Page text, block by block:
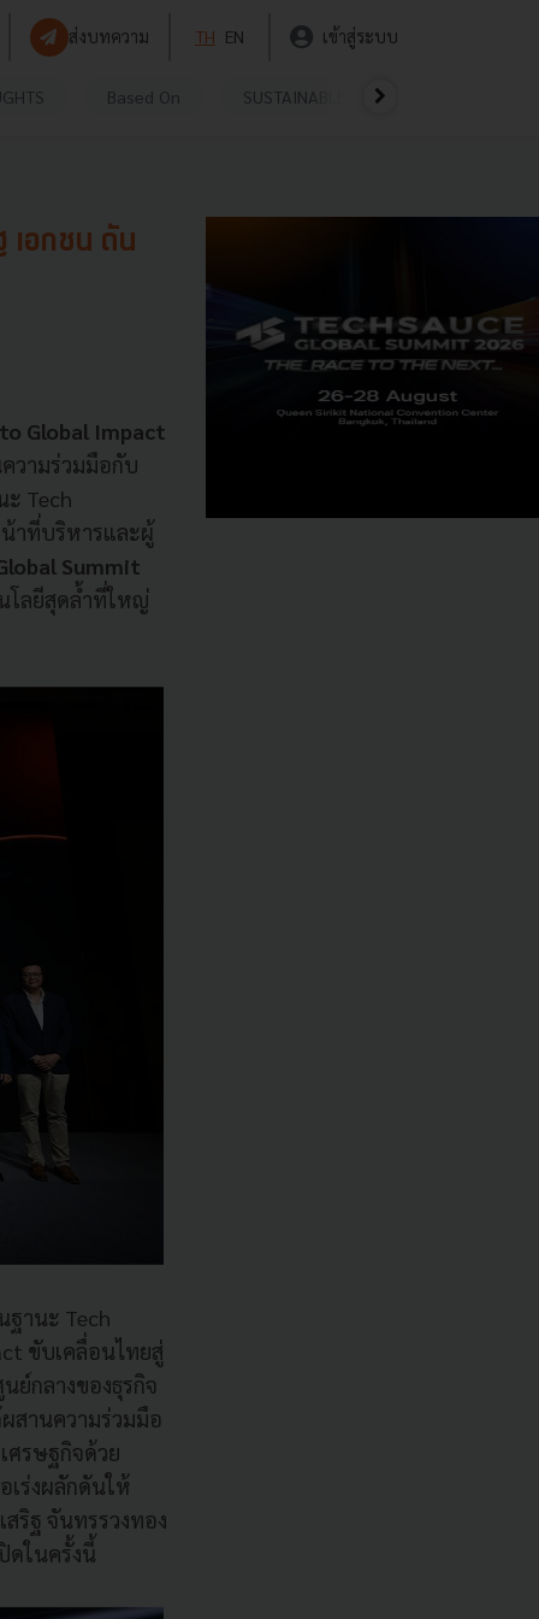
ส่งบทความ TH EN เข้าสู่ระบบ
Based On SUSTAINABLE
อกชน ดัน
Global Impact
วามร่วมมือกับ
Tech
น้าที่บริหารและผู้
Summit
โลยีสุดล้ำที่ใหญ่
ฐานะ Tech
ขับเคลื่อนไทยสู่
ย์กลางของธุรกิจ
สานความร่วมมือ
ศรษฐกิจด้วย
เร่งผลักดันให้
ริฐ จันทรรวงทอง
ดในครั้งนี้